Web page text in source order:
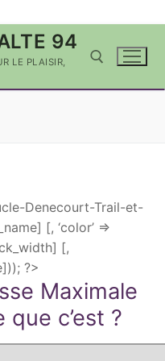
94
LE PLAISIR,
Denecourt-Trail-et-
[, ‘color’ =>
[,
?>
Maximale
que c’est ?